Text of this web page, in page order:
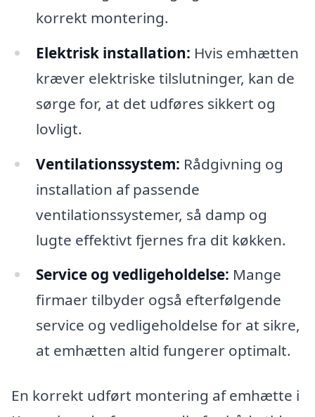
korrekt montering.
Elektrisk installation: Hvis emhætten
kræver elektriske tilslutninger, kan de
sørge for, at det udføres sikkert og
lovligt.
Ventilationssystem: Rådgivning og
installation af passende
ventilationssystemer, så damp og
lugte effektivt fjernes fra dit køkken.
Service og vedligeholdelse: Mange
firmaer tilbyder også efterfølgende
service og vedligeholdelse for at sikre,
at emhætten altid fungerer optimalt.
En korrekt udført montering af emhætte i